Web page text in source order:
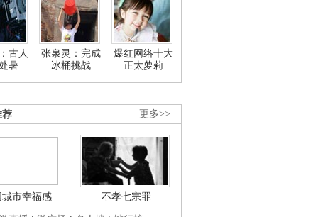
古人
暑
张泉灵：完成
冰桶挑战
爆红网络十大
正太萝莉
更多>>
荐
城市幸福感
不孝七宗罪